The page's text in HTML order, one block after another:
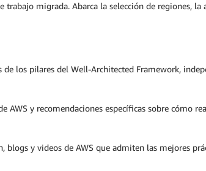
trabajo migrada. Abarca la selección de regiones,
los pilares del Well-Architected Framework,
AWS y recomendaciones específicas sobre cómo
blogs y videos de AWS que admiten las mejores